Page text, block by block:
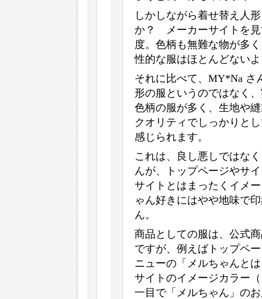
しかしながら着せ替え人
か？ メーカーサイトを見
度。色柄も無難な物が多
性的な服はほとんどない
それに比べて、MY*Na さ
形の服というのではなく
色柄の服が多く、生地や
クオリティでしっかりと
感じられます。
これは、良し悪しではな
んが、トップページやサ
サイトとはまったくイメ
ゃん好きにはやや地味で
ん。
商品としての服は、公式
ですが、例えばトップペ
ニューの「メルちゃんと
サイトのイメージカラー
一目で「メルちゃん」の